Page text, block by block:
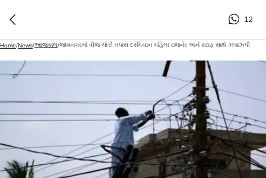
12
Home/News/આજકાલ/જામનગરમાં વીજ ચોરી તપાસ દરમિયાન મહિલા ઇજનેર અને સ્ટાફ સાથે ઝપાઝપી